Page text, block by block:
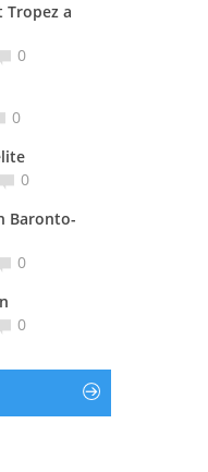
Tropez a
0
0
0
Baronto-
0
0